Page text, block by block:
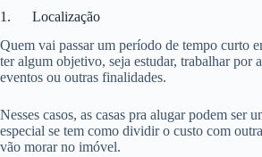
1. Localização
Quem vai passar um período de tempo curto
ter algum objetivo, seja estudar, trabalhar por
eventos ou outras finalidades.
Nesses casos, as casas pra alugar podem ser
especial se tem como dividir o custo com
vão morar no imóvel.